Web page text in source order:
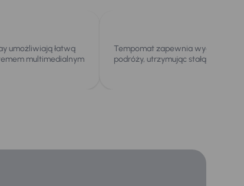
umożliwiają łatwą
multimedialnym
Tempomat zapewnia wygodę
podróży, utrzymując stałą prędkość